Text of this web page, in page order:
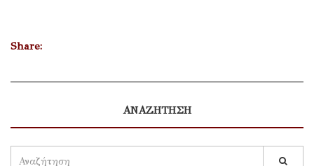
Share:
ΑΝΑΖΗΤΗΣΗ